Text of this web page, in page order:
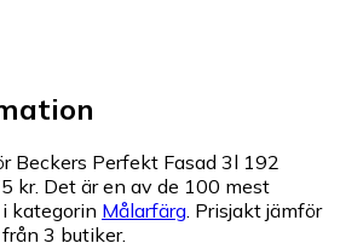
Beckers Perfekt Fasad 3l 192
kr. Det är en av de 100 mest
kategorin Målarfärg. Prisjakt jämför
3 butiker.